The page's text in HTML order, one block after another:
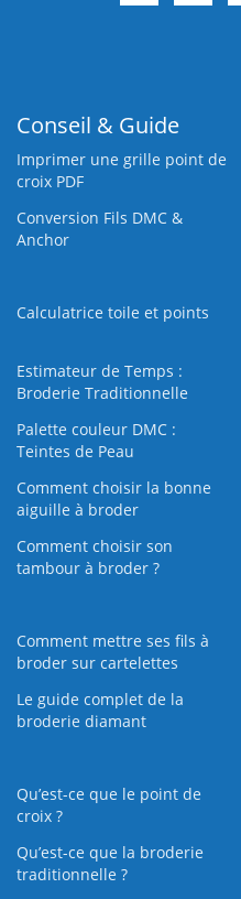
Conseil & Guide
Imprimer une grille point de
croix PDF
Conversion Fils DMC &
Anchor
Calculatrice toile et points
Estimateur de Temps :
Broderie Traditionnelle
Palette couleur DMC :
Teintes de Peau
Comment choisir la bonne
aiguille à broder
Comment choisir son
tambour à broder ?
Comment mettre ses fils à
broder sur cartelettes
Le guide complet de la
broderie diamant
Qu’est-ce que le point de
croix ?
Qu’est-ce que la broderie
traditionnelle ?